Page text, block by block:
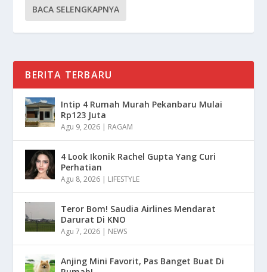
BACA SELENGKAPNYA
BERITA TERBARU
Intip 4 Rumah Murah Pekanbaru Mulai
Rp123 Juta
Agu 9, 2026 | RAGAM
4 Look Ikonik Rachel Gupta Yang Curi
Perhatian
Agu 8, 2026 | LIFESTYLE
Teror Bom! Saudia Airlines Mendarat
Darurat Di KNO
Agu 7, 2026 | NEWS
Anjing Mini Favorit, Pas Banget Buat Di